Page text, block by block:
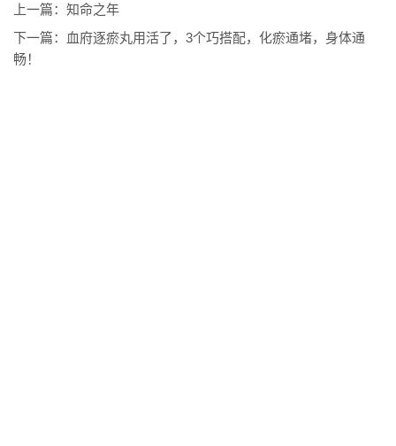
上一篇： 知命之年
下一篇：
血府逐瘀丸用活了，3个巧搭配，化瘀通堵，身体通
畅！